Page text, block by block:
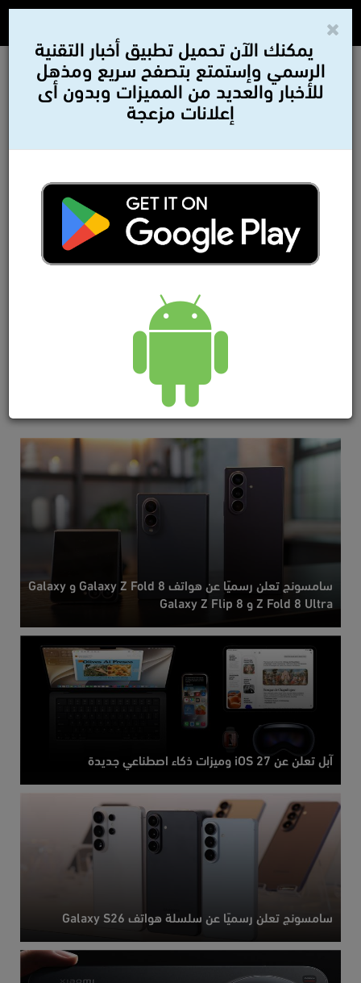
سامسونج تعلن رسميًا عن هواتف Galaxy Z Fold 8 و Galaxy
Z Fold 8 Ultra و Galaxy Z Flip 8
آبل تعلن عن iOS 27 وميزات ذكاء اصطناعي جديدة
سامسونج تعلن رسميًا عن سلسلة هواتف Galaxy S26
يمكنك الآن تحميل تطبيق أخبار التقنية
الرسمي وإستمتع بتصفح سريع ومذهل
للأخبار والعديد من المميزات وبدون أى
إعلانات مزعجة